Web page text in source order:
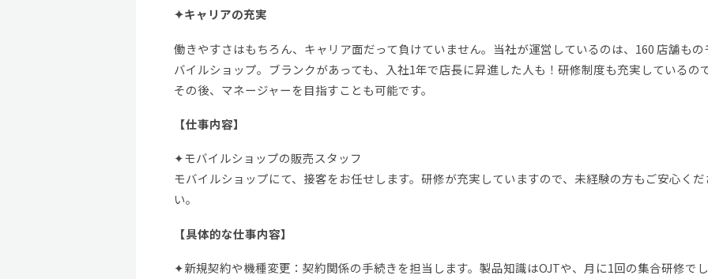
✦キャリアの充実
働きやすさはもちろん、キャリア面だって負けていません。当社が運営しているのは、160 店舗もの
バイルショップ。ブランクがあっても、入社1年で店長に昇進した人も！研修制度も充実しているので
その後、マネージャーを目指すことも可能です。
【仕事内容】
✦モバイルショップの販売スタッフ
モバイルショップにて、接客をお任せします。研修が充実していますので、未経験の方もご安心くだ
い。
【具体的な仕事内容】
✦新規契約や機種変更：契約関係の手続きを担当します。製品知識はOJTや、月に1回の集合研修で